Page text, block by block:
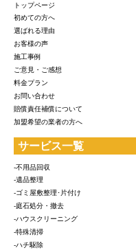
トップページ
初めての方へ
選ばれる理由
お客様の声
施工事例
ご意見・ご感想
料金プラン
お問い合わせ
賠償責任補償について
加盟希望の業者の方へ
サービス一覧
-不用品回収
-遺品整理
-ゴミ屋敷整理･片付け
-庭石処分・撤去
-ハウスクリーニング
-特殊清掃
-ハチ駆除